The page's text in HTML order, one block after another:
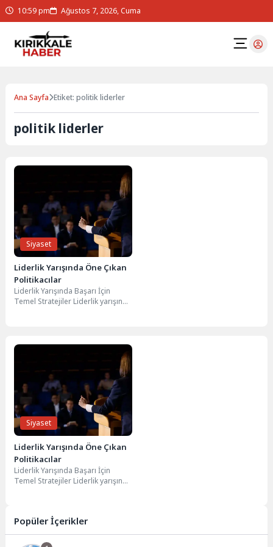
10:59 pm Ağustos 7, 2026, Cuma
Ana Sayfa Etiket: politik liderler
politik liderler
Siyaset
Liderlik Yarışında Öne Çıkan
Politikacılar
Liderlik Yarışında Başarı İçin
Temel Stratejiler Liderlik yarışında
Siyaset
Liderlik Yarışında Öne Çıkan
Politikacılar
Liderlik Yarışında Başarı İçin
Temel Stratejiler Liderlik yarışında
Popüler İçerikler